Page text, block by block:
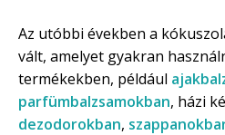
Az utóbbi években a
vált, amelyet gyakran
termékekben, például
parfümbalzsamokban, házi
dezodorokban,